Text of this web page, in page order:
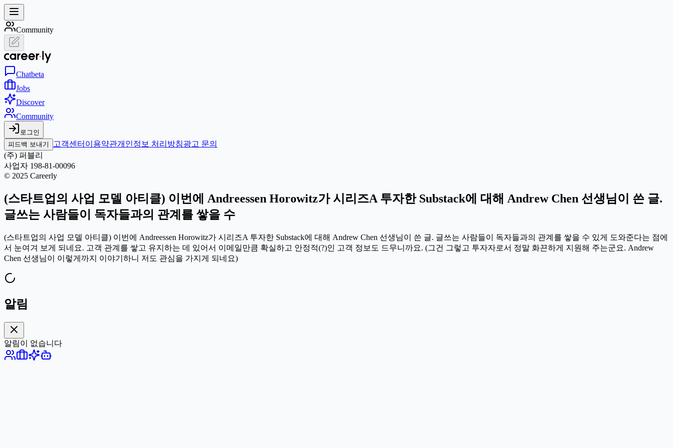
Community
Chatbeta
Jobs
Discover
Community
로그인
피드백 보내기
고객센터 이용약관개인정보 처리방침광고 문의
(주) 퍼블리
사업자 198-81-00096
© 2025 Careerly
(스타트업의 사업 모델 아티클) 이번에 Andreessen Horowitz가 시리즈A 투자한 Substack에 대해 Andrew Chen 선생님이 쓴 글.
글쓰는 사람들이 독자들과의 관계를 쌓을 수
(스타트업의 사업 모델 아티클) 이번에 Andreessen Horowitz가 시리즈A 투자한 Substack에 대해 Andrew Chen 선생님이 쓴 글. 글쓰는 사람들이 독자들과의 관계를 쌓을 수 있게 도와준다는 점에
서 눈여겨 보게 되네요. 고객 관계를 쌓고 유지하는 데 있어서 이메일만큼 확실하고 안정적(?)인 고객 정보도 드무니까요. (그건 그렇고 투자자로서 정말 화끈하게 지원해 주는군요. Andrew
Chen 선생님이 이렇게까지 이야기하니 저도 관심을 가지게 되네요)
알림
알림이 없습니다